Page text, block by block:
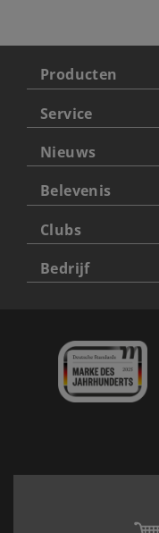
Producten
Service
Nieuws
Belevenis
Clubs
Bedrijf